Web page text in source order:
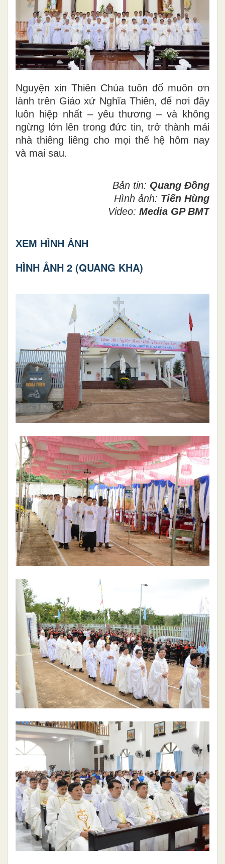
Nguyện xin Thiên Chúa tuôn đổ muôn ơn
lành trên Giáo xứ Nghĩa Thiên, để nơi đây
luôn hiệp nhất – yêu thương – và không
ngừng lớn lên trong đức tin, trở thành mái
nhà thiêng liêng cho mọi thế hệ hôm nay
và mai sau.
Bản tin: Quang Đồng
Hình ảnh: Tiến Hùng
Video: Media GP BMT
XEM HÌNH ẢNH
HÌNH ẢNH 2 (QUANG KHA)